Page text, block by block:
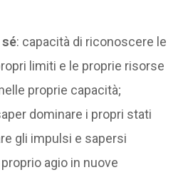
: capacità di riconoscere le
limiti e le proprie risorse
proprie capacità;
dominare i propri stati
gli impulsi e sapersi
agio in nuove